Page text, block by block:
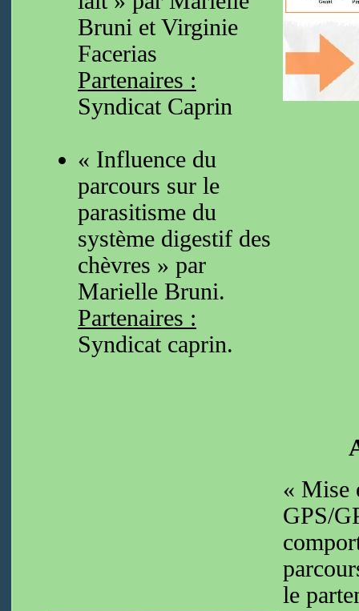
Bruni et Virginie
Facerias
Partenaires :
Syndicat Caprin
« Influence du
parcours sur le
parasitisme du
système digestif des
chèvres » par
Marielle Bruni.
Partenaires :
Syndicat caprin.
« Mise
GPS/
le